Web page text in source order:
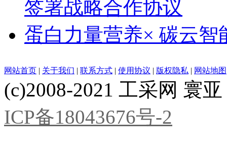
签署战略合作协议
蛋白力量营养× 碳云
网站首页 | 关于我们 | 联系方式 | 使用协议 | 版权隐私 | 网站地图
(c)2008-2021 工采网 寰
ICP备18043676号-2